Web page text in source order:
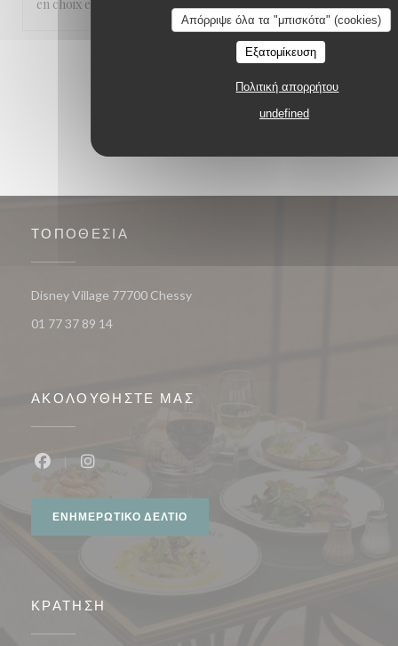
Απόρριψε όλα τα "μπισκότα" (cookies)
Εξατομίκευση
Πολιτική απορρήτου
undefined
en choix et les serveurs très parisiens.
3
ΤΟΠΟΘΕΣΊΑ
Disney Village 77700 Chessy((ανοίγει σε νέο παράθυρο))
01 77 37 89 14
ΑΚΟΛΟΥΘΉΣΤΕ ΜΑΣ
ΕΝΗΜΕΡΩΤΙΚΌ ΔΕΛΤΊΟ
ΚΡΆΤΗΣΗ